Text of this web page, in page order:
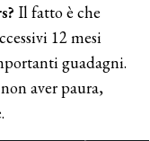
Il fatto è che
12 mesi
guadagni.
aver paura,